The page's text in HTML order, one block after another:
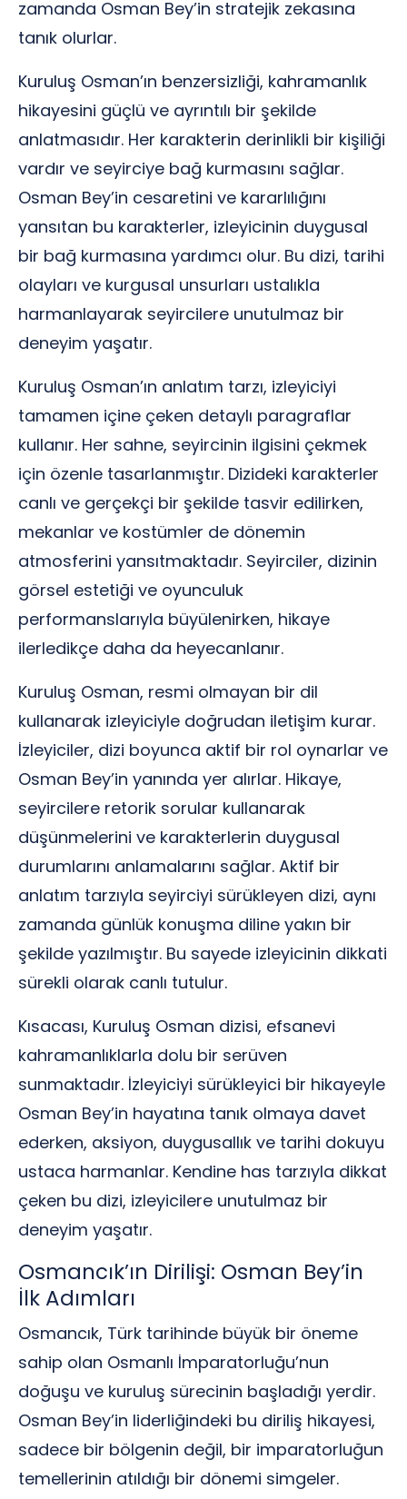
zamanda Osman Bey’in stratejik zekasına
tanık olurlar.
Kuruluş Osman’ın benzersizliği, kahramanlık
hikayesini güçlü ve ayrıntılı bir şekilde
anlatmasıdır. Her karakterin derinlikli bir kişiliği
vardır ve seyirciye bağ kurmasını sağlar.
Osman Bey’in cesaretini ve kararlılığını
yansıtan bu karakterler, izleyicinin duygusal
bir bağ kurmasına yardımcı olur. Bu dizi, tarihi
olayları ve kurgusal unsurları ustalıkla
harmanlayarak seyircilere unutulmaz bir
deneyim yaşatır.
Kuruluş Osman’ın anlatım tarzı, izleyiciyi
tamamen içine çeken detaylı paragraflar
kullanır. Her sahne, seyircinin ilgisini çekmek
için özenle tasarlanmıştır. Dizideki karakterler
canlı ve gerçekçi bir şekilde tasvir edilirken,
mekanlar ve kostümler de dönemin
atmosferini yansıtmaktadır. Seyirciler, dizinin
görsel estetiği ve oyunculuk
performanslarıyla büyülenirken, hikaye
ilerledikçe daha da heyecanlanır.
Kuruluş Osman, resmi olmayan bir dil
kullanarak izleyiciyle doğrudan iletişim kurar.
İzleyiciler, dizi boyunca aktif bir rol oynarlar ve
Osman Bey’in yanında yer alırlar. Hikaye,
seyircilere retorik sorular kullanarak
düşünmelerini ve karakterlerin duygusal
durumlarını anlamalarını sağlar. Aktif bir
anlatım tarzıyla seyirciyi sürükleyen dizi, aynı
zamanda günlük konuşma diline yakın bir
şekilde yazılmıştır. Bu sayede izleyicinin dikkati
sürekli olarak canlı tutulur.
Kısacası, Kuruluş Osman dizisi, efsanevi
kahramanlıklarla dolu bir serüven
sunmaktadır. İzleyiciyi sürükleyici bir hikayeyle
Osman Bey’in hayatına tanık olmaya davet
ederken, aksiyon, duygusallık ve tarihi dokuyu
ustaca harmanlar. Kendine has tarzıyla dikkat
çeken bu dizi, izleyicilere unutulmaz bir
deneyim yaşatır.
Osmancık’ın Dirilişi: Osman Bey’in
İlk Adımları
Osmancık, Türk tarihinde büyük bir öneme
sahip olan Osmanlı İmparatorluğu’nun
doğuşu ve kuruluş sürecinin başladığı yerdir.
Osman Bey’in liderliğindeki bu diriliş hikayesi,
sadece bir bölgenin değil, bir imparatorluğun
temellerinin atıldığı bir dönemi simgeler.